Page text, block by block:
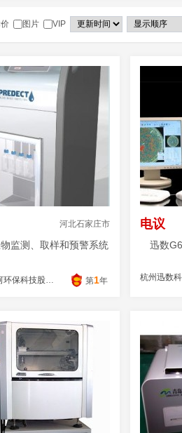
图片 VIP
河北石家庄市
监测、取样和预警系统
河北先河环保科技股份有限公司 第1年
电议
迅数
杭州迅数